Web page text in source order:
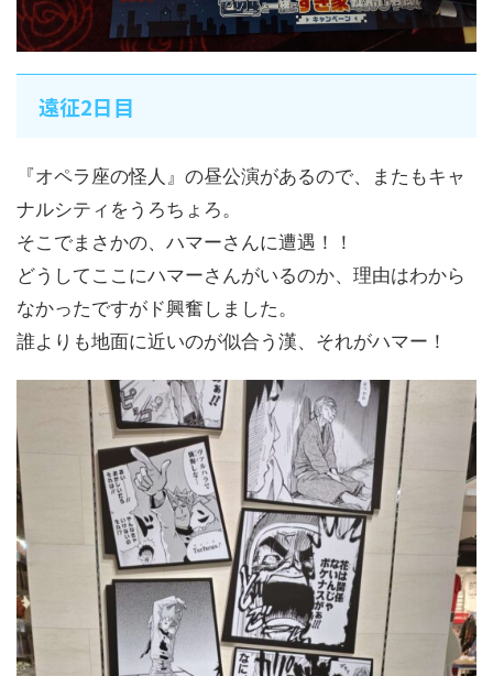
遠征2日目
『オペラ座の怪人』の昼公演があるので、またもキャ
ナルシティをうろちょろ。
そこでまさかの、ハマーさんに遭遇！！
どうしてここにハマーさんがいるのか、理由はわから
なかったですがド興奮しました。
誰よりも地面に近いのが似合う漢、それがハマー！